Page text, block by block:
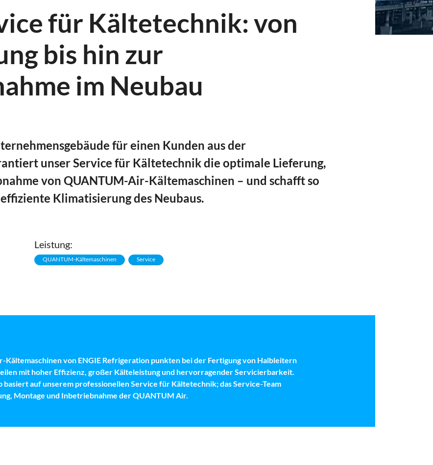
für Kältetechnik: von
bis hin zur
im Neubau
für einen Kunden aus der
unser Service für Kältetechnik die optimale Lieferung,
von QUANTUM-Air-Kältemaschinen – und schafft so
Klimatisierung des Neubaus.
Leistung:
QUANTUM-Kältemaschinen Service
von ENGIE Refrigeration punkten bei der Fertigung von Halbleitern
mit hoher Effizienz, großer Kälteleistung und hervorragender Servicierbarkeit.
basiert auf unserem professionellen Service für Kältetechnik; das Service-Team
Montage und Inbetriebnahme der QUANTUM Air.